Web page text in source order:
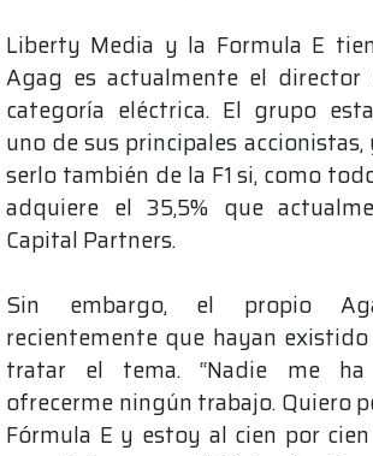
Liberty Media y la Formula E
Agag es actualmente el director
categoría eléctrica. El grupo
uno de sus principales
serlo también de la F1 si, como
adquiere el 35,5% que
Capital Partners.
Sin embargo, el propio
recientemente que hayan
tratar el tema. “Nadie me ha
ofrecerme ningún trabajo. Quiero
Fórmula E y estoy al cien por